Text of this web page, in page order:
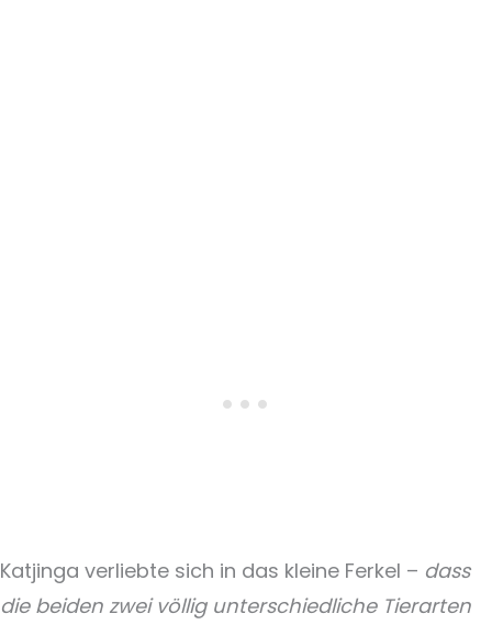
Katjinga verliebte sich in das kleine Ferkel – dass
die beiden zwei völlig unterschiedliche Tierarten